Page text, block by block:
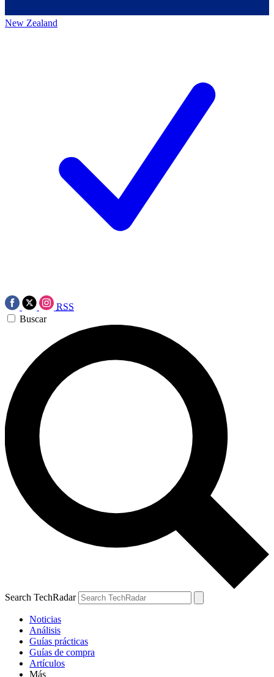
New Zealand
RSS
Buscar
Search TechRadar
Noticias
Análisis
Guías prácticas
Guías de compra
Artículos
Más